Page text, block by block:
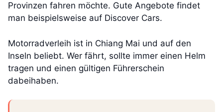
Provinzen fahren möchte. Gute Angebote findet
man beispielsweise auf Discover Cars.
Motorradverleih ist in Chiang Mai und auf den
Inseln beliebt. Wer fährt, sollte immer einen Helm
tragen und einen gültigen Führerschein
dabeihaben.